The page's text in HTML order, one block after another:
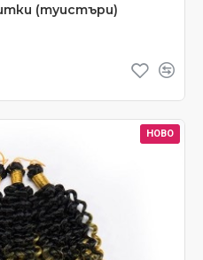
(туистъри)
НОВО